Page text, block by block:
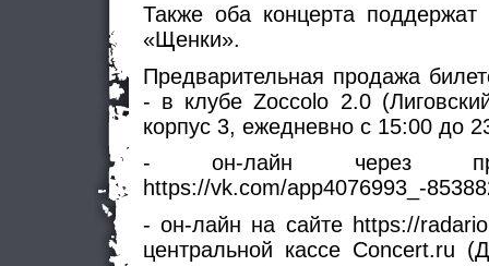
Также оба концерта
«Щенки».
Предварительная продажа
- в клубе Zoccolo 2.0
корпус 3, ежедневно с 15:00 до
- он-лайн через
https://vk.com/app4076993_-
- он-лайн на сайте https://
центральной кассе Concert.ru